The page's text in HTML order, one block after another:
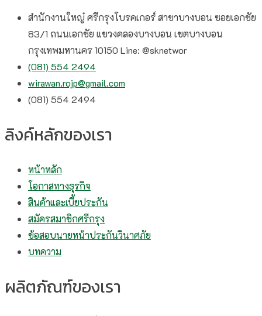
สำนักงานใหญ๋ ศรีกรุงโบรคเกอร์ สาขาบางบอน ซอยเอกชัย
83/1 ถนนเอกชัย แขวงคลองบางบอน เขตบางบอน
กรุงเทพมหานคร 10150 Line: @sknetwor
(081) 554 2494​
wirawan.rojp@gmail.com
(081) 554 2494​
ลิงค์หลักของเรา
หน้าหลัก
โอกาสทางธุรกิจ
สินค้าและเบี้ยประกัน
สมัครสมาชิกศรีกรุง
ข้อสอบนายหน้าประกันวินาศภัย
บทความ
ผลิตภัณฑ์ของเรา